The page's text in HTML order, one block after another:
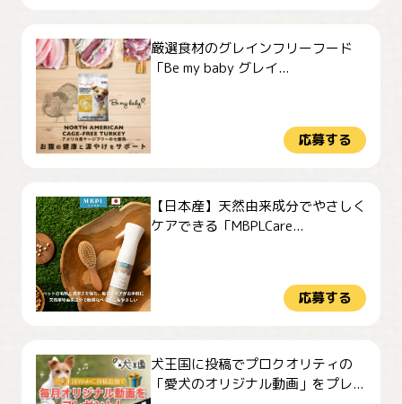
厳選食材のグレインフリーフード
「Be my baby グレイ...
応募する
【日本産】天然由来成分でやさしく
ケアできる「MBPLCare...
応募する
犬王国に投稿でプロクオリティの
「愛犬のオリジナル動画」をプレ...